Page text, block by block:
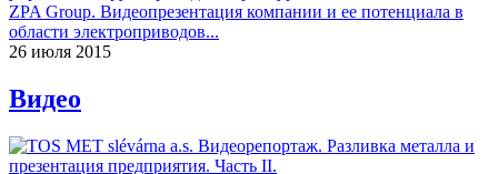
ZPA Group. Видеопрезентация компании и ее потенциала в
области электроприводов...
26 июля 2015
Видео